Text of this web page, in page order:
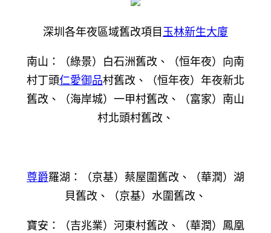
深圳各年夜區域舊改項目玉林新生大廈
南山：（綠景）白石洲舊改、（恒年夜）向南
村丁頭仁愛御品村舊改、（恒年夜）年夜新北
舊改、（海岸城）一甲村舊改、（富家）南山
村北頭村舊改、
尊爵羅湖：（京基）蔡屋圍舊改、（華潤）湖
貝舊改、（京基）水圍舊改、
寶安：（吉兆業）河東村舊改、（華潤）鳳凰